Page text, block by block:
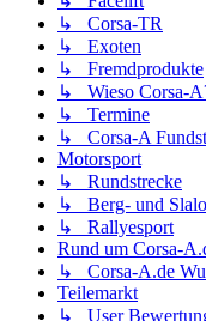
↳ Corsa-TR
↳ Exoten
↳ Fremdprodukte
↳ Wieso Corsa-
↳ Termine
↳ Corsa-A
Motorsport
↳ Rundstrecke
↳ Berg- und
↳ Rallyesport
Rund um Corsa-
↳ Corsa-A.de
Teilemarkt
↳ User